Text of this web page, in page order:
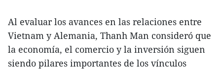
Al evaluar los avances en las relaciones entre
Vietnam y Alemania, Thanh Man consideró que
la economía, el comercio y la inversión siguen
siendo pilares importantes de los vínculos